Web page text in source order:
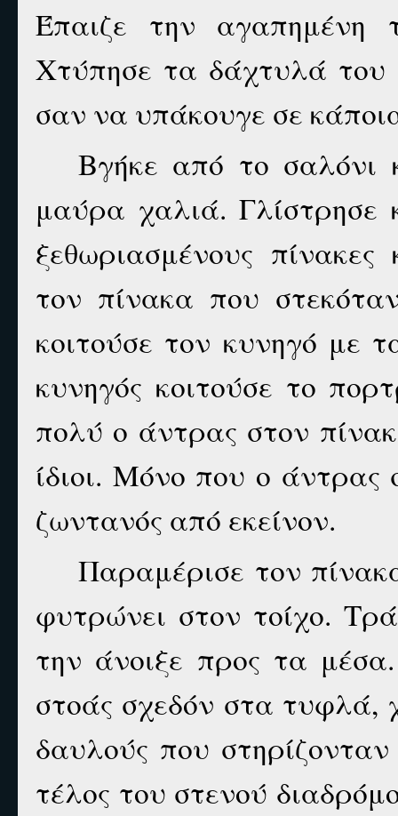
Έπαιζε την αγαπημένη
Χτύπησε τα δάχτυλά του
σαν να υπάκουγε σε
Βγήκε από το σαλόνι
μαύρα χαλιά. Γλίστρησε
ξεθωριασμένους πίνακες
τον πίνακα που
κοιτούσε τον κυνηγό με
κυνηγός κοιτούσε το
πολύ ο άντρας στον
ίδιοι. Μόνο που ο άντρας
ζωντανός από εκείνον.
Παραμέρισε τον
φυτρώνει στον τοίχο.
την άνοιξε προς τα
στοάς σχεδόν στα τυφλά,
δαυλούς που
τέλος του στενού